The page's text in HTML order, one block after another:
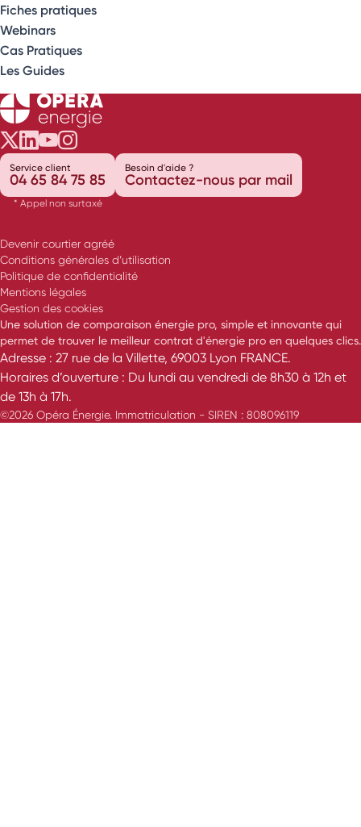
Fiches pratiques
Webinars
Cas Pratiques
Les Guides
Opéra Énergie sur Twitter
Opéra Énergie sur LinkedIn
Opéra Énergie sur Youtube
Opéra Énergie sur Instagram
Service client
04 65 84 75 85
* Appel non surtaxé
Besoin d'aide ?
Contactez-nous par mail
Devenir courtier agréé
Conditions générales d’utilisation
Politique de confidentialité
Mentions légales
Gestion des cookies
Une solution de comparaison énergie pro, simple et innovante qui
permet de trouver le meilleur contrat d'énergie pro en quelques clics.
Adresse : 27 rue de la Villette, 69003 Lyon FRANCE.
Horaires d’ouverture : Du lundi au vendredi de 8h30 à 12h et
de 13h à 17h.
©2026 Opéra Énergie. Immatriculation - SIREN : 808096119